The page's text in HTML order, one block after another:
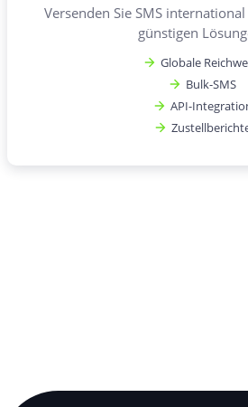
Versenden Sie SMS
günstigen
Globale
Bulk-SMS
API-